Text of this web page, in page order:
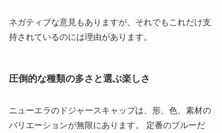
ネガティブな意見もありますが、それでもこれだけ支
持されているのには理由があります。
圧倒的な種類の多さと選ぶ楽しさ
ニューエラのドジャースキャップは、形、色、素材の
バリエーションが無限にあります。 定番のブルーだ